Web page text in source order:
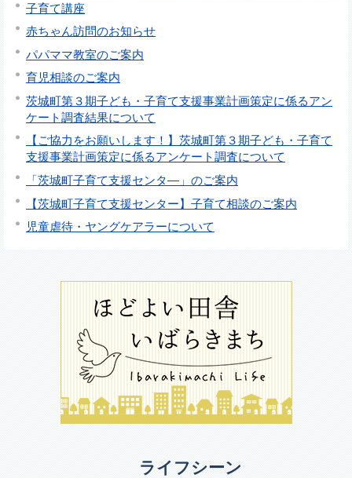
子育て講座
赤ちゃん訪問のお知らせ
パパママ教室のご案内
育児相談のご案内
茨城町第３期子ども・子育て支援事業計画策定に係るアン
ケート調査結果について
【ご協力をお願いします！】茨城町第３期子ども・子育て
支援事業計画策定に係るアンケート調査について
「茨城町子育て支援センタ―」のご案内
【茨城町子育て支援センター】子育て相談のご案内
児童虐待・ヤングケアラーについて
ライフシーン